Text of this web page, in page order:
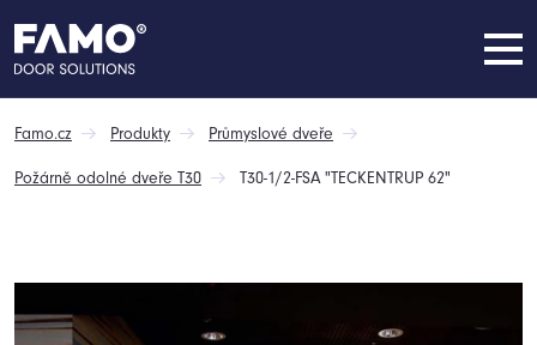
Famo.cz Produkty Průmyslové dveře
Požárně odolné dveře T30 T30-1/2-FSA "TECKENTRUP 62"